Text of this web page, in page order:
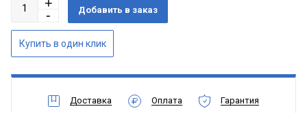
Доставка Оплата Гарантия